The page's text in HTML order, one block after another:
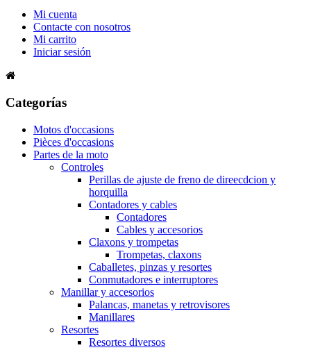
Mi cuenta
Contacte con nosotros
Mi carrito
Iniciar sesión
Categorías
Motos d'occasions
Pièces d'occasions
Partes de la moto
Controles
Perillas de ajuste de freno de direecdcion y
horquilla
Contadores y cables
Contadores
Cables y accesorios
Claxons y trompetas
Trompetas, claxons
Caballetes, pinzas y resortes
Conmutadores e interruptores
Manillar y accesorios
Palancas, manetas y retrovisores
Manillares
Resortes
Resortes diversos